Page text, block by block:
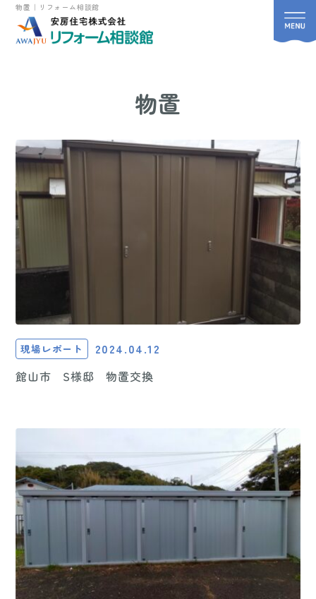
物置｜リフォーム相談館
物置
現場レポート 2024.04.12
館山市 S様邸 物置交換